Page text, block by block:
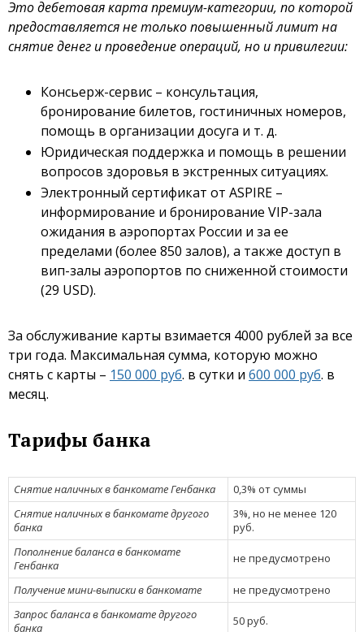
Это дебетовая карта премиум-категории, по которой
предоставляется не только повышенный лимит на
снятие денег и проведение операций, но и привилегии:
Консьерж-сервис – консультация,
бронирование билетов, гостиничных номеров,
помощь в организации досуга и т. д.
Юридическая поддержка и помощь в решении
вопросов здоровья в экстренных ситуациях.
Электронный сертификат от ASPIRE –
информирование и бронирование VIP-зала
ожидания в аэропортах России и за ее
пределами (более 850 залов), а также доступ в
вип-залы аэропортов по сниженной стоимости
(29 USD).
За обслуживание карты взимается 4000 рублей за все
три года. Максимальная сумма, которую можно
снять с карты – 150 000 руб. в сутки и 600 000 руб. в
месяц.
Тарифы банка
Снятие наличных в банкомате Генбанка
0,3% от суммы
Снятие наличных в банкомате другого
банка
3%, но не менее 120
руб.
Пополнение баланса в банкомате
Генбанка
не предусмотрено
Получение мини-выписки в банкомате
не предусмотрено
Запрос баланса в банкомате другого
банка
50 руб.